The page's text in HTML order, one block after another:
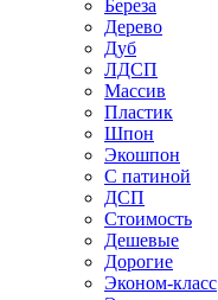
Береза
Дерево
Дуб
ЛДСП
Массив
Пластик
Шпон
Экошпон
С патиной
ДСП
Стоимость
Дешевые
Дорогие
Эконом-класс